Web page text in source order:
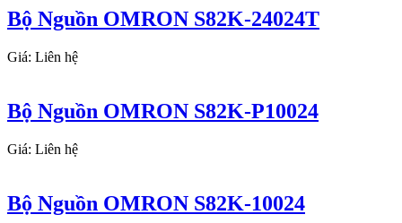
Bộ Nguồn OMRON S82K-24024T
Giá: Liên hệ
Bộ Nguồn OMRON S82K-P10024
Giá: Liên hệ
Bộ Nguồn OMRON S82K-10024